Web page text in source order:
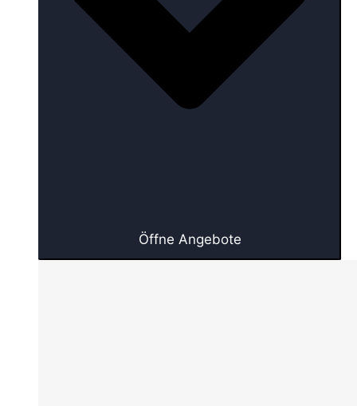
Öffne Angebote